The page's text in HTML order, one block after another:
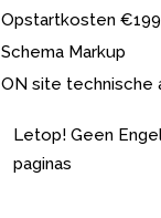
Opstartkosten €199
Schema Markup
ON site technische
Letop! Geen
paginas